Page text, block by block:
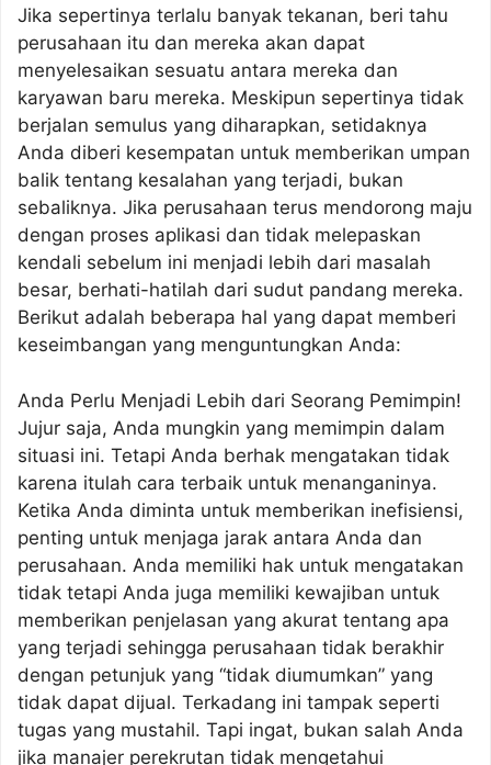
Jika sepertinya terlalu banyak tekanan, beri tahu
perusahaan itu dan mereka akan dapat
menyelesaikan sesuatu antara mereka dan
karyawan baru mereka. Meskipun sepertinya tidak
berjalan semulus yang diharapkan, setidaknya
Anda diberi kesempatan untuk memberikan umpan
balik tentang kesalahan yang terjadi, bukan
sebaliknya. Jika perusahaan terus mendorong maju
dengan proses aplikasi dan tidak melepaskan
kendali sebelum ini menjadi lebih dari masalah
besar, berhati-hatilah dari sudut pandang mereka.
Berikut adalah beberapa hal yang dapat memberi
keseimbangan yang menguntungkan Anda:
Anda Perlu Menjadi Lebih dari Seorang Pemimpin!
Jujur saja, Anda mungkin yang memimpin dalam
situasi ini. Tetapi Anda berhak mengatakan tidak
karena itulah cara terbaik untuk menanganinya.
Ketika Anda diminta untuk memberikan inefisiensi,
penting untuk menjaga jarak antara Anda dan
perusahaan. Anda memiliki hak untuk mengatakan
tidak tetapi Anda juga memiliki kewajiban untuk
memberikan penjelasan yang akurat tentang apa
yang terjadi sehingga perusahaan tidak berakhir
dengan petunjuk yang “tidak diumumkan” yang
tidak dapat dijual. Terkadang ini tampak seperti
tugas yang mustahil. Tapi ingat, bukan salah Anda
jika manajer perekrutan tidak mengetahui